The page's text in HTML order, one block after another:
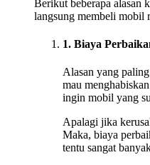
Berikut beberapa alasan
langsung membeli mobil
1. Biaya
Alasan yang
mau
ingin mobil yang
Apalagi jika
Maka, biaya
tentu sangat